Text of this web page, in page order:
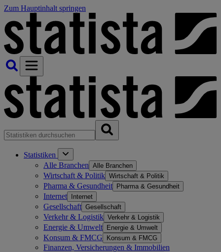
Zum Hauptinhalt springen
Statistiken
Alle Branchen Alle Branchen
Wirtschaft & Politik Wirtschaft & Politik
Pharma & Gesundheit Pharma & Gesundheit
Internet Internet
Gesellschaft Gesellschaft
Verkehr & Logistik Verkehr & Logistik
Energie & Umwelt Energie & Umwelt
Konsum & FMCG Konsum & FMCG
Finanzen, Versicherungen & Immobilien